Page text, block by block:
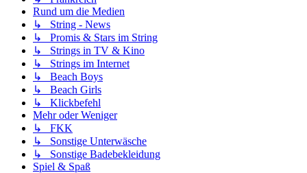
Rund um die Medien
↳ String - News
↳ Promis & Stars im String
↳ Strings in TV & Kino
↳ Strings im Internet
↳ Beach Boys
↳ Beach Girls
↳ Klickbefehl
Mehr oder Weniger
↳ FKK
↳ Sonstige Unterwäsche
↳ Sonstige Badebekleidung
Spiel & Spaß